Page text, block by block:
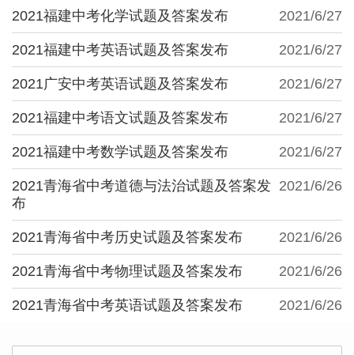
2021/6/27
2021福建中考化学试题及答案发布
2021/6/27
2021福建中考英语试题及答案发布
2021/6/27
2021广安中考英语试题及答案发布
2021/6/27
2021福建中考语文试题及答案发布
2021/6/27
2021福建中考数学试题及答案发布
2021/6/26
2021青海省中考道德与法治试题及答案发
布
2021/6/26
2021青海省中考历史试题及答案发布
2021/6/26
2021青海省中考物理试题及答案发布
2021/6/26
2021青海省中考英语试题及答案发布